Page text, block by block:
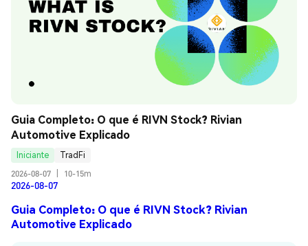
Guia Completo: O que é RIVN Stock? Rivian
Automotive Explicado
Iniciante
TradFi
2026-08-07
10-15m
2026-08-07
Guia Completo: O que é RIVN Stock? Rivian
Automotive Explicado